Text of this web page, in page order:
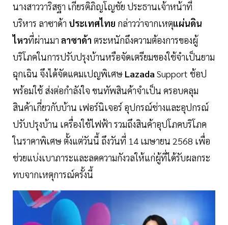
นางสาววาริสฐา เกียรติภิญโญชัย ประธานเจ้าหน้าที่
บริหาร ลาซาด้า ประเทศไทย กล่าวว่าจากเหตุแผ่นดิน
ไหวที่ผ่านมา ลาซาด้า ตระหนักถึงความต้องการของผู้
บริโภคในการปรับปรุงบ้านหรือจัดเตรียมของใช้จำเป็นยาม
ฉุกเฉิน จึงได้จัดแคมเปญพิเศษ Lazada Support ช้อป
พร้อมใช้ ส่งต่อกำลังใจ ขนทัพสินค้าจำเป็น ครอบคลุม
สินค้าเกี่ยวกับบ้าน เฟอร์นิเจอร์ อุปกรณ์ช่างและอุปกรณ์
ปรับปรุงบ้าน เครื่องใช้ไฟฟ้า รวมถึงสินค้าอุปโภคบริโภค
ในราคาพิเศษ ตั้งแต่วันนี้ ถึงวันที่ 14 เมษายน 2568 เพื่อ
ช่วยแบ่งเบาภาระและลดความกังวลให้แก่ผู้ที่ได้รับผลกระ
ทบจากเหตุการณ์ครั้งนี้